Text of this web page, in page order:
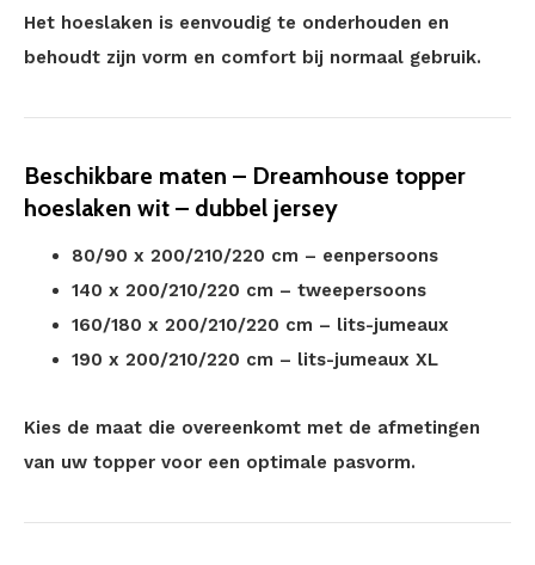
Het hoeslaken is eenvoudig te onderhouden en
behoudt zijn vorm en comfort bij normaal gebruik.
Beschikbare maten – Dreamhouse topper
hoeslaken wit – dubbel jersey
80/90 x 200/210/220 cm – eenpersoons
140 x 200/210/220 cm – tweepersoons
160/180 x 200/210/220 cm – lits-jumeaux
190 x 200/210/220 cm – lits-jumeaux XL
Kies de maat die overeenkomt met de afmetingen
van uw topper voor een optimale pasvorm.